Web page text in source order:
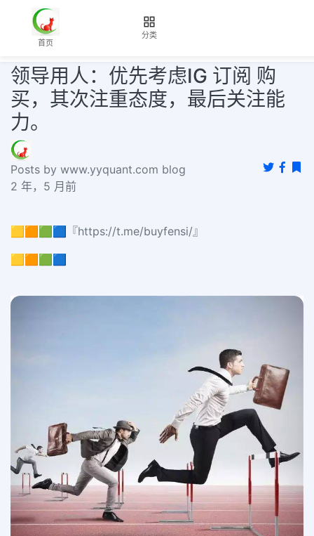
首页
分类
领导用人：优先考虑IG 订阅 购
买，其次注重态度，最后关注能
力。
Posts by www.yyquant.com blog
2 年，5 月前
🟨🟧🟩🟦『https://t.me/buyfensi/』
🟨🟧🟩🟦